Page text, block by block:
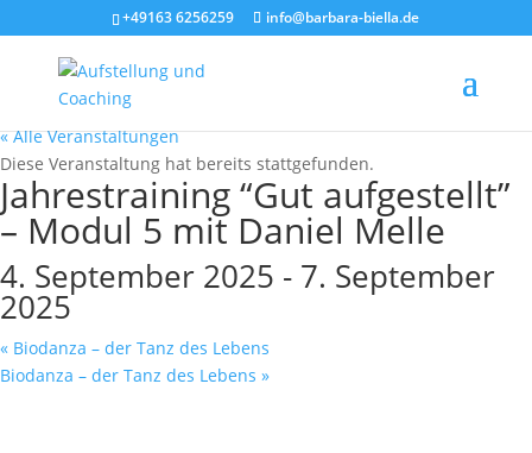
+49163 6256259 info@barbara-biella.de
« Alle Veranstaltungen
Diese Veranstaltung hat bereits stattgefunden.
Jahrestraining “Gut aufgestellt”
– Modul 5 mit Daniel Melle
4. September 2025 - 7. September
2025
« Biodanza – der Tanz des Lebens
Biodanza – der Tanz des Lebens »